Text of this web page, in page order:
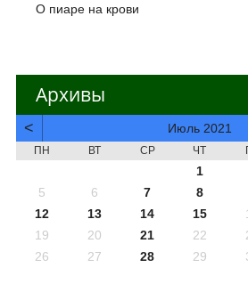
О пиаре на крови
Архивы
< Июль 2021
ПН ВТ СР ЧТ
1
5
6 7 8
12
13 14 15
19
20 21 22
26
27 28 29